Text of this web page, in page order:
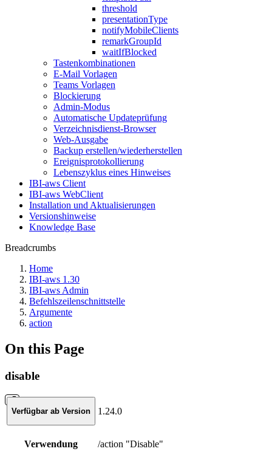
threshold
presentationType
notifyMobileClients
remarkGroupId
waitIfBlocked
Tastenkombinationen
E-Mail Vorlagen
Teams Vorlagen
Blockierung
Admin-Modus
Automatische Updateprüfung
Verzeichnisdienst-Browser
Web-Ausgabe
Backup erstellen/wiederherstellen
Ereignisprotokollierung
Lebenszyklus eines Hinweises
IBI-aws Client
IBI-aws WebClient
Installation und Aktualisierungen
Versionshinweise
Knowledge Base
Breadcrumbs
Home
IBI-aws 1.30
IBI-aws Admin
Befehlszeilenschnittstelle
Argumente
action
On this Page
disable
Verfügbar ab Version 1.24.0
Verwendung /action "Disable"